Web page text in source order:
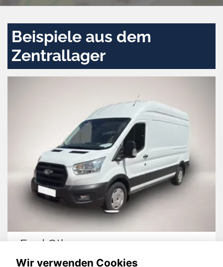
Beispiele aus dem
Zentrallager
Ford Other
Wir verwenden Cookies